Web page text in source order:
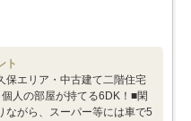
ト
保エリア・中古建て二階住宅
人の部屋が持てる6DK！■閑
ながら、スーパー等には車で5